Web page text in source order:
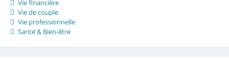
Vie financière
Vie de couple
Vie professionnelle
Santé & Bien-être